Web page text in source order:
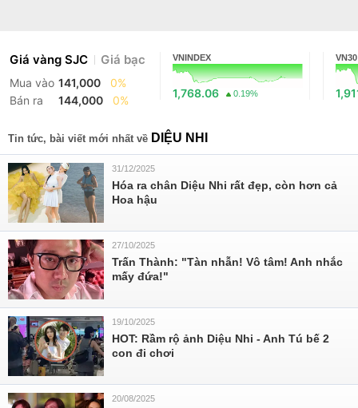
Giá vàng SJC Giá bạc
Mua vào 141,000
0%
Bán ra
144,000 0%
VNINDEX
1,768.06 0.19%
VN30
Tin tức, bài viết mới nhất về DIỆU NHI
31/12/2025
Hóa ra chân Diệu Nhi rất đẹp, còn hơn cả
Hoa hậu
27/10/2025
Trấn Thành: "Tàn nhẫn! Vô tâm! Anh nhắc
mấy đứa!"
19/10/2025
HOT: Rầm rộ ảnh Diệu Nhi - Anh Tú bế 2
con đi chơi
20/08/2025